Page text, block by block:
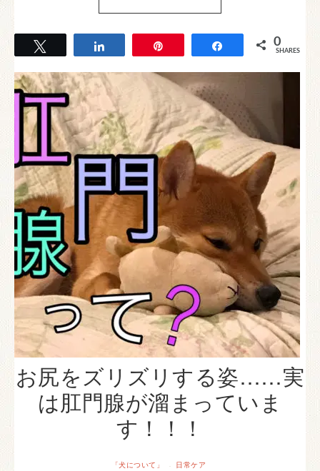
Share 0
SHARES
お尻をズリズリする姿……実
は肛門腺が溜まっていま
す！！！
「犬について」 · 日常ケア